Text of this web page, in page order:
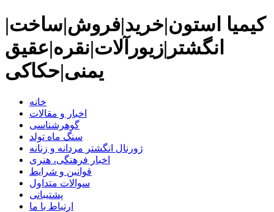
کیمیا استون|خرید|فروش|ساخت|
انگشتر|زیورآلات|نقره|عقیق
یمنی|حکاکی
خانه
اخبار و مقالات
گوهرشناسی
سنگ ماه تولد
ژورنال انگشتر مردانه و زنانه
اخبار فرهنگی، هنری
قوانین و شرایط
سوالات متداول
پشتیبانی
ارتباط با ما